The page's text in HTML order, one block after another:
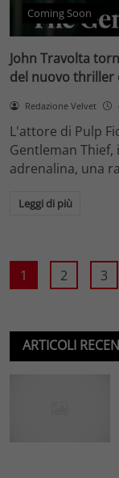
Coming Soon
John Travolta
del nuovo thriller
Redazione Velvet
L'attore di Pulp
Gentleman
adrenalina, una
Leggi di più
1 2 3
ARTICOLI